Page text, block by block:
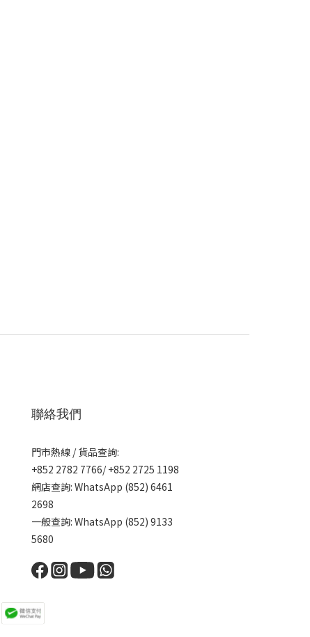
聯絡我們
門市熱線 / 貨品查詢:
+852 2782 7766/ +852 2725 1198
網店查詢: WhatsApp (852) 6461
2698
一般查詢: WhatsApp (852) 9133
5680